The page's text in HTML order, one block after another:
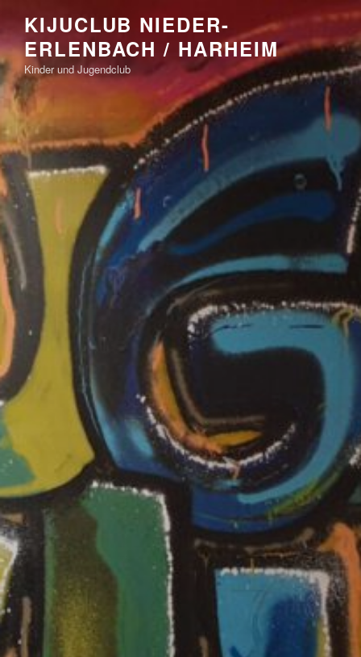
springen
KIJUCLUB NIEDER-
ERLENBACH / HARHEIM
Kinder und Jugendclub